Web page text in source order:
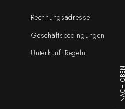
Rechnungsadresse
Geschäftsbedingungen
Unterkunft Regeln
NACH OBEN